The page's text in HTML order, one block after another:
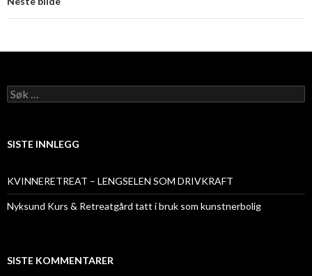
Søk
etter:
SISTE INNLEGG
KVINNERETREAT – LENGSELEN SOM DRIVKRAFT
Nyksund Kurs & Retreatgård tatt i bruk som kunstnerbolig
SISTE KOMMENTARER